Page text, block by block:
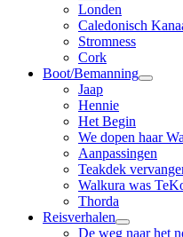
Londen
Caledonisch
Stromness
Cork
Boot/Bemanning
Jaap
Hennie
Het Begin
We dopen haar
Aanpassingen
Teakdek
Walkura was
Thorda
Reisverhalen
De weg naar het